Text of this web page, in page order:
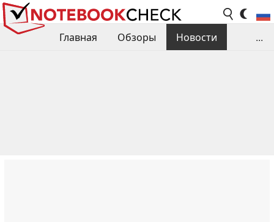
Главная Обзоры
Новости
...